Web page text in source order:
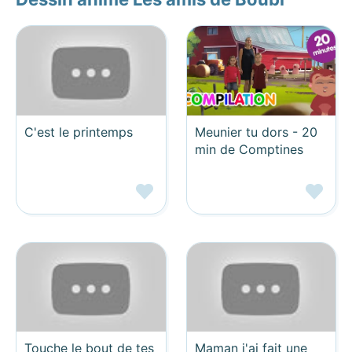
C'est le printemps
Meunier tu dors - 20
min de Comptines
Touche le bout de tes Maman j'ai fait une